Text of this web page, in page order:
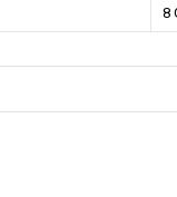
8